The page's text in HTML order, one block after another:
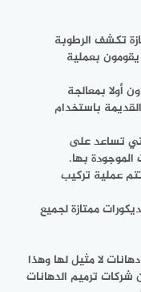
تكشف الرطوبة
يقومون بعملية
أولا بمعالجة
باستخدام
تساعد على
بها.
عملية تركيب
ممتازة لجميع
لا مثيل لها وهذا
ترميم الدهانات